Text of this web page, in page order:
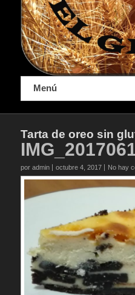
Menú
Tarta de oreo sin
por admin octubre 4, 2017 No hay